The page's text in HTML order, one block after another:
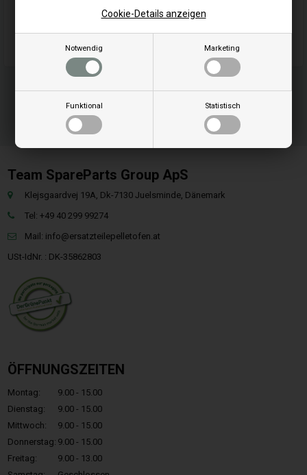
Notwendig Marketing
Funktional Statistisch
Cookie-Details anzeigen
Geeignet für Maschinen-/Fahrzeugmarke: Briggs & Stratton
Team SpareParts Group ApS
Klejsgaardvej 19A, Dk-7130 Juelsminde, Dänemark
Tel: +49 40 299 99274
Mail: info@ersatzteilepelletofen.at
USt-IdNr. : DK-35862803
ÖFFNUNGSZEITEN
Montag:
9.00 - 15.00
Dienstag:
9.00 - 15.00
Mittwoch:
9.00 - 15.00
Donnerstag: 9.00 - 15.00
Freitag:
9.00 - 13.00